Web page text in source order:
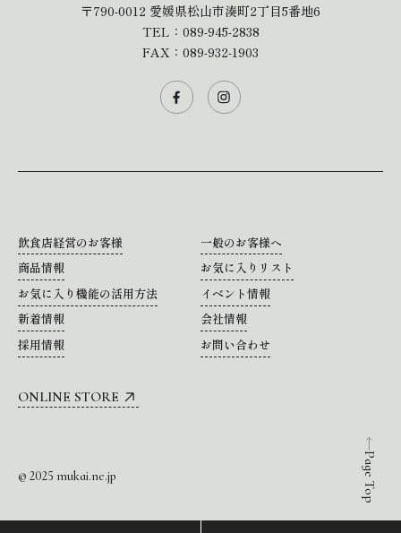
Page Top
〒790-0012 愛媛県松山市湊町2丁目5番地6
TEL： 089-945-2838
FAX：089-932-1903
飲食店経営のお客様
一般のお客様へ
商品情報
お気に入りリスト
お気に入り機能の活用方法
イベント情報
新着情報
会社情報
採用情報
お問い合わせ
ONLINE STORE
© 2025 mukai.ne.jp